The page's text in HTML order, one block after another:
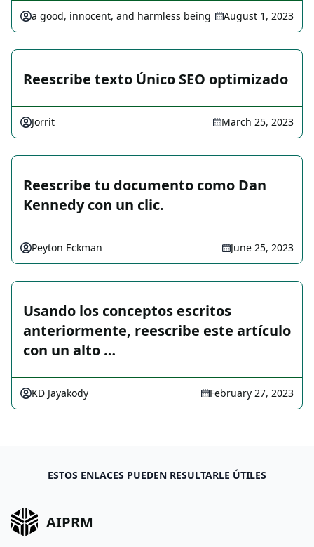
a good, innocent, and harmless being August 1, 2023
Reescribe texto Único SEO optimizado
Jorrit March 25, 2023
Reescribe tu documento como Dan
Kennedy con un clic.
Peyton Eckman June 25, 2023
Usando los conceptos escritos
anteriormente, reescribe este artículo
con un alto …
KD Jayakody February 27, 2023
ESTOS ENLACES PUEDEN RESULTARLE ÚTILES
AIPRM